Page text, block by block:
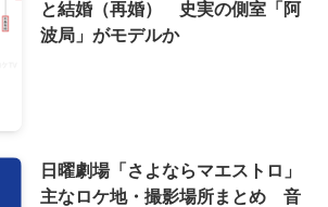
と結婚（再婚） 史実の側室「阿
波局」がモデルか
日曜劇場「さよならマエストロ」
主なロケ地・撮影場所まとめ 音